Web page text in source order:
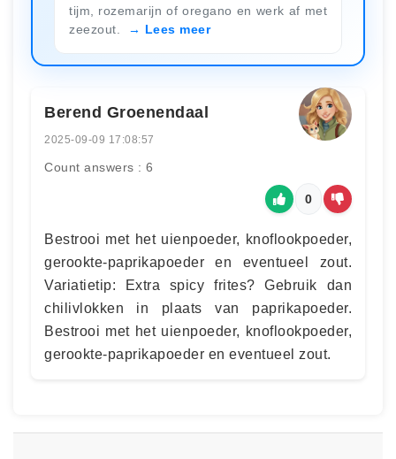
tijm, rozemarijn of oregano en werk af met
zeezout.
Lees meer
Berend Groenendaal
2025-09-09 17:08:57
Count answers : 6
0
Bestrooi met het uienpoeder, knoflookpoeder,
gerookte-paprikapoeder en eventueel zout.
Variatietip: Extra spicy frites? Gebruik dan
chilivlokken in plaats van paprikapoeder.
Bestrooi met het uienpoeder, knoflookpoeder,
gerookte-paprikapoeder en eventueel zout.